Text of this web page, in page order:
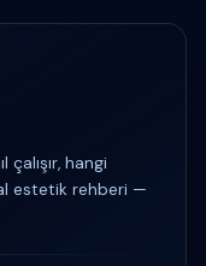
hangi
estetik rehberi —